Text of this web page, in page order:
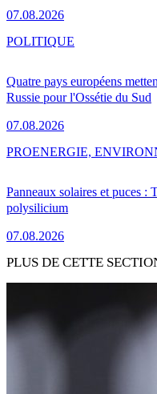
07.08.2026
Quatre pays européens
Russie pour l'Ossétie du Sud
07.08.2026
POLITIQUE
Panneaux solaires et puces :
polysilicium
07.08.2026
PROENERGIE,
PLUS DE CETTE